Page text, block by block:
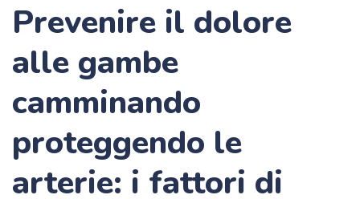
Prevenire il dolore
alle gambe
camminando
proteggendo le
arterie: i fattori di